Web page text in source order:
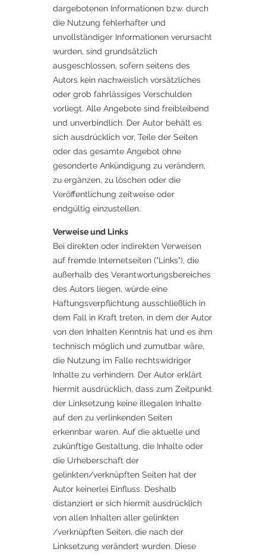
dargebotenen Informationen bzw. durch
die Nutzung fehlerhafter und
unvollständiger Informationen verursacht
wurden, sind grundsätzlich
ausgeschlossen, sofern seitens des
Autors kein nachweislich vorsätzliches
oder grob fahrlässiges Verschulden
vorliegt. Alle Angebote sind freibleibend
und unverbindlich. Der Autor behält es
sich ausdrücklich vor, Teile der Seiten
oder das gesamte Angebot ohne
gesonderte Ankündigung zu verändern,
zu ergänzen, zu löschen oder die
Veröffentlichung zeitweise oder
endgültig einzustellen.
Verweise und Links
Bei direkten oder indirekten Verweisen
auf fremde Internetseiten ("Links"), die
außerhalb des Verantwortungsbereiches
des Autors liegen, würde eine
Haftungsverpflichtung ausschließlich in
dem Fall in Kraft treten, in dem der Autor
von den Inhalten Kenntnis hat und es ihm
technisch möglich und zumutbar wäre,
die Nutzung im Falle rechtswidriger
Inhalte zu verhindern. Der Autor erklärt
hiermit ausdrücklich, dass zum Zeitpunkt
der Linksetzung keine illegalen Inhalte
auf den zu verlinkenden Seiten
erkennbar waren. Auf die aktuelle und
zukünftige Gestaltung, die Inhalte oder
die Urheberschaft der
gelinkten/verknüpften Seiten hat der
Autor keinerlei Einfluss. Deshalb
distanziert er sich hiermit ausdrücklich
von allen Inhalten aller gelinkten
/verknüpften Seiten, die nach der
Linksetzung verändert wurden. Diese